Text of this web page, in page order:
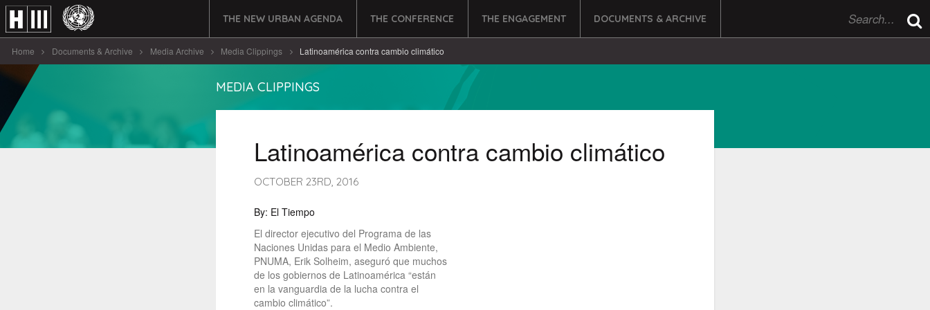
THE NEW URBAN AGENDA THE CONFERENCE THE ENGAGEMENT DOCUMENTS & ARCHIVE
Home Documents & Archive Media Archive Media Clippings Latinoamérica contra cambio climático
MEDIA CLIPPINGS
Latinoamérica contra cambio climático
OCTOBER 23RD, 2016
By: El Tiempo
El director ejecutivo del Programa de las
Naciones Unidas para el Medio Ambiente,
PNUMA, Erik Solheim, aseguró que muchos
de los gobiernos de Latinoamérica “están
en la vanguardia de la lucha contra el
cambio climático”.